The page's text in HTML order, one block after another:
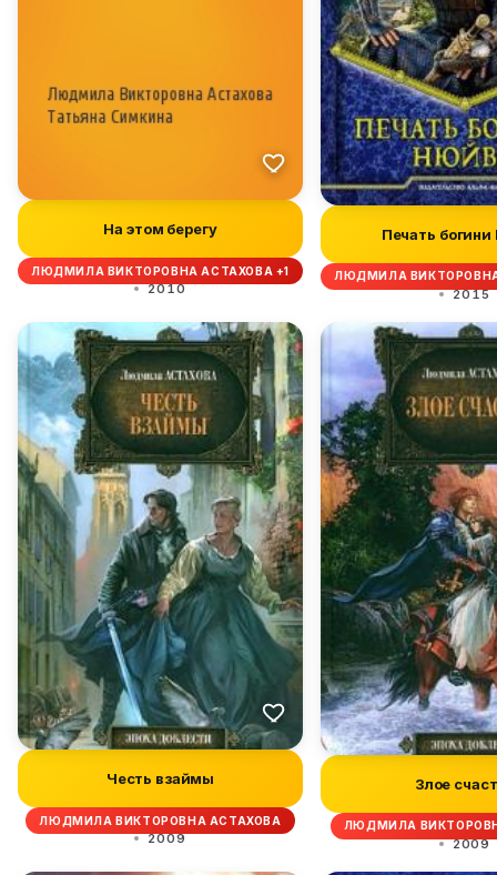
На этом берегу
ЛЮДМИЛА ВИКТОРОВНА АСТАХОВА +1
2010
Печать
ЛЮДМИЛА
2015
Честь взаймы
ЛЮДМИЛА ВИКТОРОВНА АСТАХОВА
2009
Злое
ЛЮДМИЛА
2009